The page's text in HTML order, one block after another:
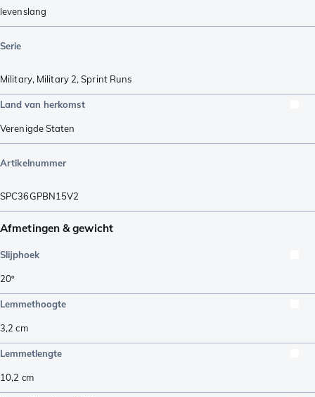
levenslang
Serie
Military, Military 2,Sprint Runs
Land van herkomst
Verenigde Staten
Artikelnummer
SPC36GPBN15V2
Afmetingen & gewicht
Slijphoek
20º
Lemmethoogte
3,2 cm
Lemmetlengte
10,2 cm